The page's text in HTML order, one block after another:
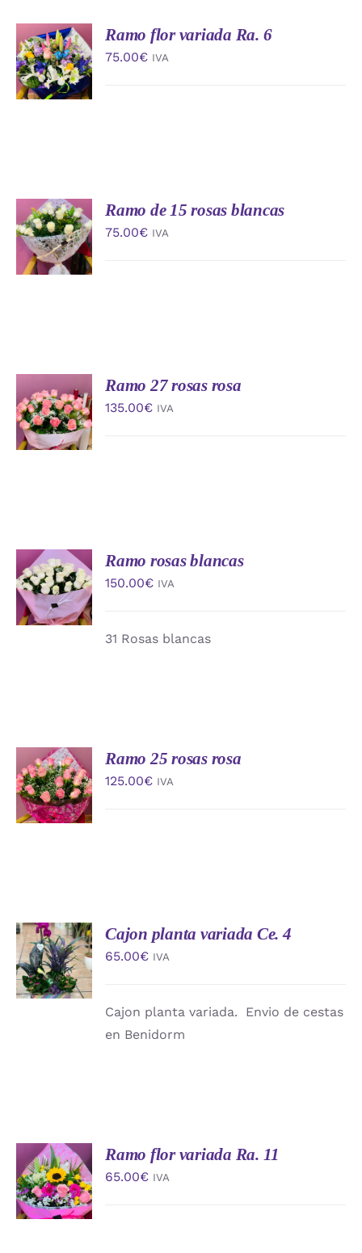
AÑADIR
AL
CARRITO
/
DETALLES
Ramo flor variada Ra. 6
75.00€ IVA
AÑADIR
AL
CARRITO
/
DETALLES
Ramo de 15 rosas blancas
75.00€ IVA
AL
CARRITO
/
DETALLES
Ramo 27 rosas rosa
135.00€ IVA
AÑADIR
AL
CARRITO
/
DETALLES
Ramo rosas blancas
150.00€ IVA
31 Rosas blancas
AÑADIR
AL
CARRITO
/
DETALLES
Ramo 25 rosas rosa
125.00€ IVA
AÑADIR
AL
CARRITO
/
DETALLES
Cajon planta variada Ce. 4
65.00€ IVA
Cajon planta variada. Envio de cestas
en Benidorm
AÑADIR
AL
CARRITO
/
DETALLES
Ramo flor variada Ra. 11
65.00€ IVA